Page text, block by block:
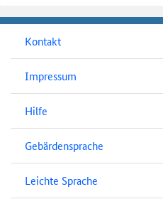
Kontakt
Impressum
Hilfe
Gebärdensprache
Leichte Sprache